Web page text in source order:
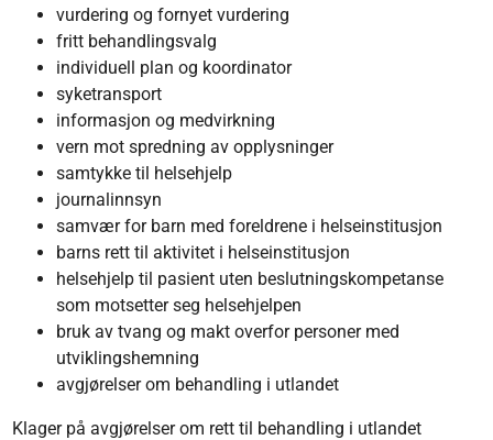
vurdering og fornyet vurdering
fritt behandlingsvalg
individuell plan og koordinator
syketransport
informasjon og medvirkning
vern mot spredning av opplysninger
samtykke til helsehjelp
journalinnsyn
samvær for barn med foreldrene i helseinstitusjon
barns rett til aktivitet i helseinstitusjon
helsehjelp til pasient uten beslutningskompetanse
som motsetter seg helsehjelpen
bruk av tvang og makt overfor personer med
utviklingshemning
avgjørelser om behandling i utlandet
Klager på avgjørelser om rett til behandling i utlandet